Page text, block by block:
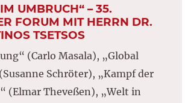
UMBRUCH“ – 35.
FORUM MIT HERRN DR.
TSETSOS
(Carlo Masala), „Global
Schröter), „Kampf der
(Elmar Theveßen), „Welt in